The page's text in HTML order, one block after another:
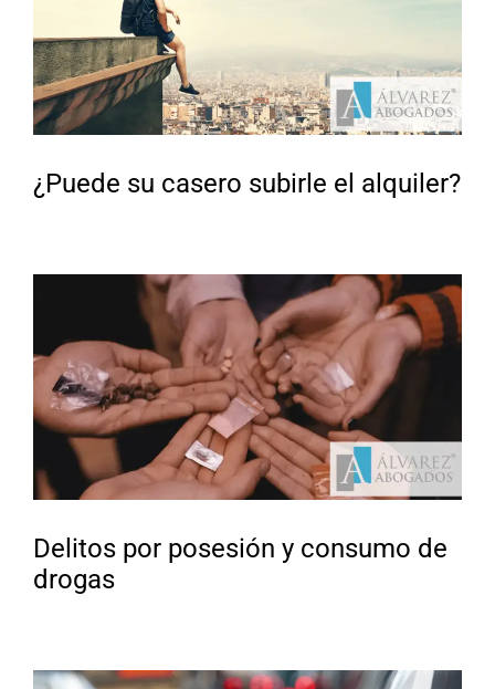
¿Puede su casero subirle el alquiler?
Delitos por posesión y consumo de
drogas